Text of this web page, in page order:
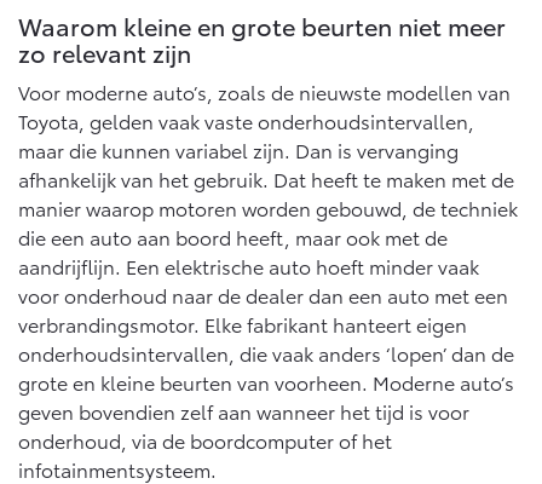
Waarom kleine en grote beurten niet meer
zo relevant zijn
Voor moderne auto’s, zoals de nieuwste modellen van
Toyota, gelden vaak vaste onderhoudsintervallen,
maar die kunnen variabel zijn. Dan is vervanging
afhankelijk van het gebruik. Dat heeft te maken met de
manier waarop motoren worden gebouwd, de techniek
die een auto aan boord heeft, maar ook met de
aandrijflijn. Een elektrische auto hoeft minder vaak
voor onderhoud naar de dealer dan een auto met een
verbrandingsmotor. Elke fabrikant hanteert eigen
onderhoudsintervallen, die vaak anders ‘lopen’ dan de
grote en kleine beurten van voorheen. Moderne auto’s
geven bovendien zelf aan wanneer het tijd is voor
onderhoud, via de boordcomputer of het
infotainmentsysteem.